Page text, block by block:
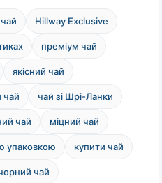
Hillway Exclusive
преміум чай
якісний чай
чай чай зі Шрі-Ланки
чай міцний чай
упаковкою купити чай
чай